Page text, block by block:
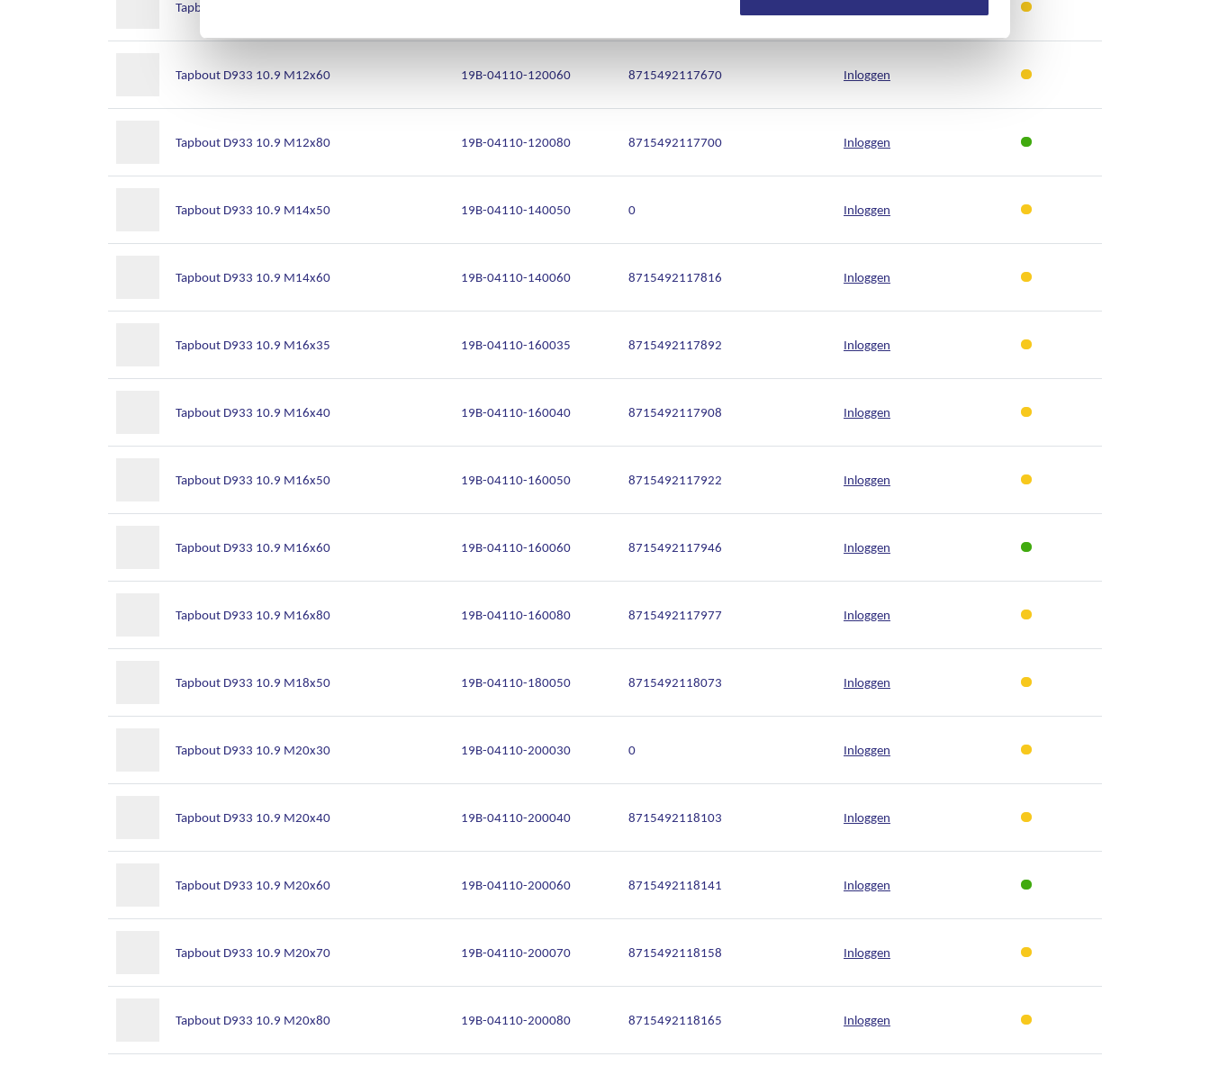
Tapbout D933 10.9 M12x50
Tapbout D933 10.9 M12x60 19B-04110-120060 8715492117670 Inloggen
Tapbout D933 10.9 M12x80 19B-04110-120080 8715492117700 Inloggen
Tapbout D933 10.9 M14x50 19B-04110-140050 0 Inloggen
Tapbout D933 10.9 M14x60 19B-04110-140060 8715492117816 Inloggen
Tapbout D933 10.9 M16x35 19B-04110-160035 8715492117892 Inloggen
Tapbout D933 10.9 M16x40 19B-04110-160040 8715492117908 Inloggen
Tapbout D933 10.9 M16x50 19B-04110-160050 8715492117922 Inloggen
Tapbout D933 10.9 M16x60 19B-04110-160060 8715492117946 Inloggen
Tapbout D933 10.9 M16x80 19B-04110-160080 8715492117977 Inloggen
Tapbout D933 10.9 M18x50 19B-04110-180050 8715492118073 Inloggen
Tapbout D933 10.9 M20x30 19B-04110-200030 0 Inloggen
Tapbout D933 10.9 M20x40 19B-04110-200040 8715492118103 Inloggen
Tapbout D933 10.9 M20x60 19B-04110-200060 8715492118141 Inloggen
Tapbout D933 10.9 M20x70 19B-04110-200070 8715492118158 Inloggen
Tapbout D933 10.9 M20x80 19B-04110-200080 8715492118165 Inloggen